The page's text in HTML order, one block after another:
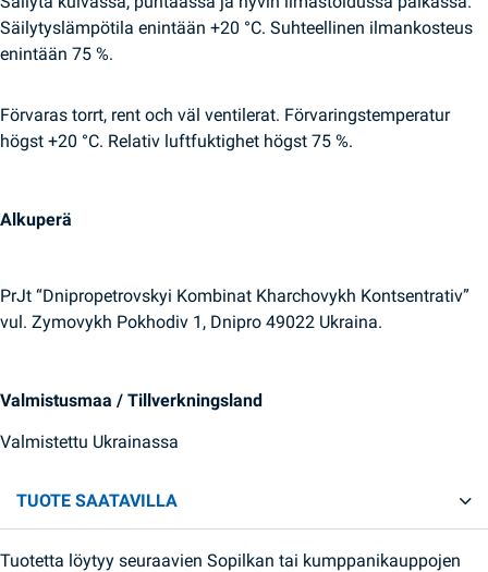
Säilytyslämpötila enintään +20 °C. Suhteellinen ilmankosteus
enintään 75 %.
Förvaras torrt, rent och väl ventilerat. Förvaringstemperatur
högst +20 °C. Relativ luftfuktighet högst 75 %.
Alkuperä
PrJt “Dnipropetrovskyi Kombinat Kharchovykh Kontsentrativ”
vul. Zymovykh Pokhodiv 1, Dnipro 49022 Ukraina.
Valmistusmaa / Tillverkningsland
Valmistettu Ukrainassa
TUOTE SAATAVILLA
Tuotetta löytyy seuraavien Sopilkan tai kumppanikauppojen